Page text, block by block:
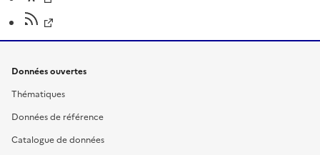
Données ouvertes
Thématiques
Données de référence
Catalogue de données